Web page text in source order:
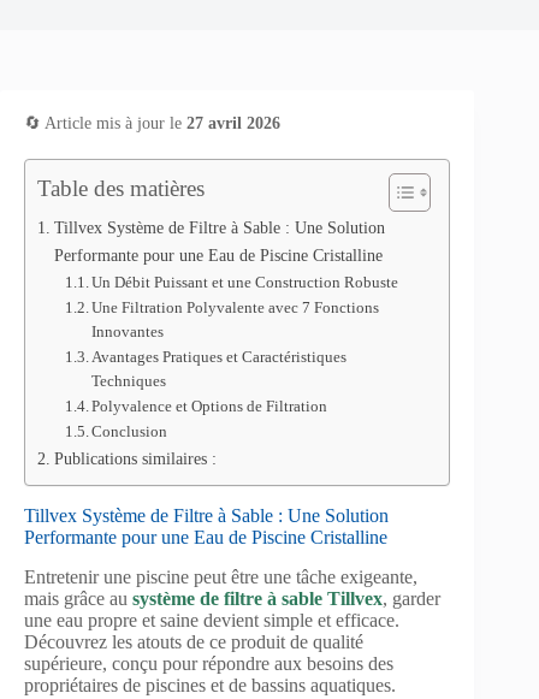
🔄 Article mis à jour le 27 avril 2026
Table des matières
Tillvex Système de Filtre à Sable : Une Solution
Performante pour une Eau de Piscine Cristalline
Un Débit Puissant et une Construction Robuste
Une Filtration Polyvalente avec 7 Fonctions
Innovantes
Avantages Pratiques et Caractéristiques
Techniques
Polyvalence et Options de Filtration
Conclusion
Publications similaires :
Tillvex Système de Filtre à Sable : Une Solution
Performante pour une Eau de Piscine Cristalline
Entretenir une piscine peut être une tâche exigeante,
mais grâce au système de filtre à sable Tillvex, garder
une eau propre et saine devient simple et efficace.
Découvrez les atouts de ce produit de qualité
supérieure, conçu pour répondre aux besoins des
propriétaires de piscines et de bassins aquatiques.